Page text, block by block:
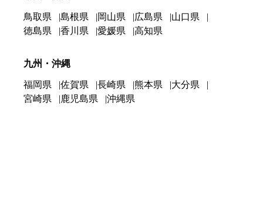
鳥取県 島根県 岡山県 広島県
山口県
徳島県
香川県 愛媛県 高知県
九州・沖縄
福岡県 佐賀県 長崎県 熊本県
大分県
宮崎県
鹿児島県 沖縄県